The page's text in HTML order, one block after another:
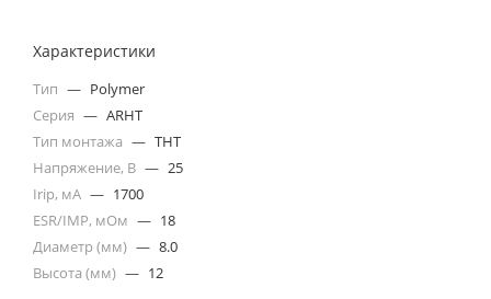
Характеристики
Тип — Polymer
Серия — ARHT
Тип монтажа — THT
Напряжение, В — 25
Irip, мА — 1700
ESR/IMP, мОм — 18
Диаметр (мм) — 8.0
Высота (мм) — 12